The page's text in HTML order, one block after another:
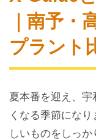
｜南予・
プラント
夏本番を迎え、
くなる季節にな
しいものをしっ